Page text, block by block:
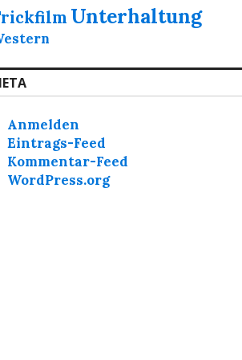
Unterhaltung
Anmelden
Eintrags-Feed
Kommentar-Feed
WordPress.org